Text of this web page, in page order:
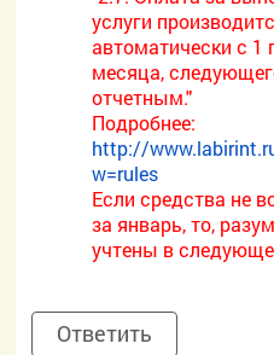
услуги
автоматически с 1
месяца,
отчетным."
Подробнее:
http://
w=rules
Если средства не
за январь, то,
учтены в
Ответить